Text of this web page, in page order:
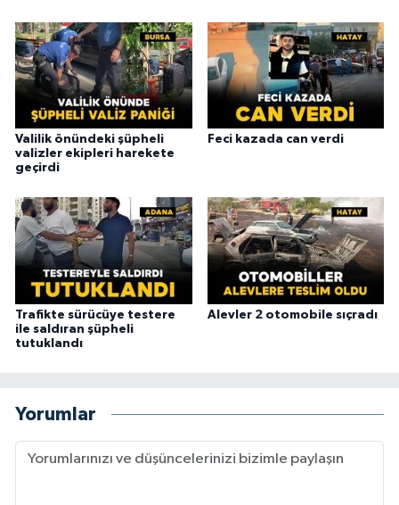
Valilik önündeki şüpheli
valizler ekipleri harekete
geçirdi
Feci kazada can verdi
Trafikte sürücüye testere
ile saldıran şüpheli
tutuklandı
Alevler 2 otomobile sıçradı
Yorumlar